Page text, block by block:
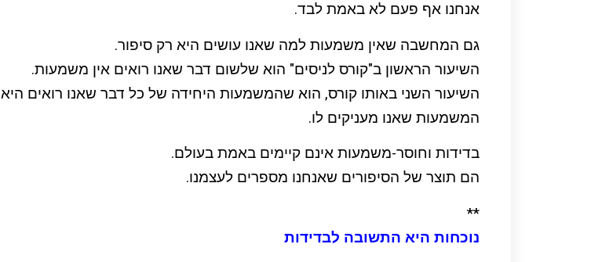
אנחנו אף פעם לא באמת לבד.
גם המחשבה שאין משמעות למה שאנו עושים היא רק סיפור.
השיעור הראשון ב"קורס לניסים" הוא שלשום דבר שאנו רואים אין משמעות.
השיעור השני באותו קורס, הוא שהמשמעות היחידה של כל דבר שאנו רואים היא
המשמעות שאנו מעניקים לו.
בדידות וחוסר-משמעות אינם קיימים באמת בעולם.
הם תוצר של הסיפורים שאנחנו מספרים לעצמנו.
**
נוכחות היא התשובה לבדידות